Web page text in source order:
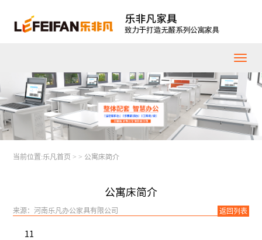
当前位置:乐凡首页 > > 公寓床简介
公寓床简介
来源：河南乐凡办公家具有限公司 返回列表
11